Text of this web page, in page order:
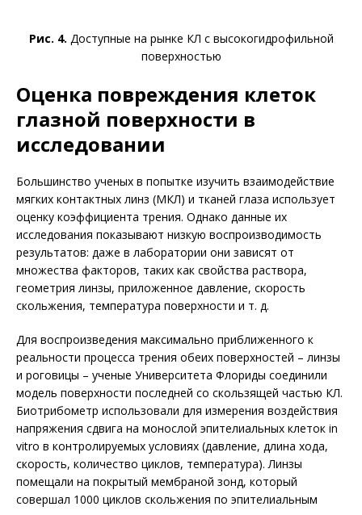
Рис. 4. Доступные на рынке КЛ с высокогидрофильной
поверхностью
Оценка повреждения клеток
глазной поверхности в
исследовании
Большинство ученых в попытке изучить взаимодействие
мягких контактных линз (МКЛ) и тканей глаза использует
оценку коэффициента трения. Однако данные их
исследования показывают низкую воспроизводимость
результатов: даже в лаборатории они зависят от
множества факторов, таких как свойства раствора,
геометрия линзы, приложенное давление, скорость
скольжения, температура поверхности и т. д.
Для воспроизведения максимально приближенного к
реальности процесса трения обеих поверхностей – линзы
и роговицы – ученые Университета Флориды соединили
модель поверхности последней со скользящей частью КЛ.
Биотрибометр использовали для измерения воздействия
напряжения сдвига на монослой эпителиальных клеток in
vitro в контролируемых условиях (давление, длина хода,
скорость, количество циклов, температура). Линзы
помещали на покрытый мембраной зонд, который
совершал 1000 циклов скольжения по эпителиальным